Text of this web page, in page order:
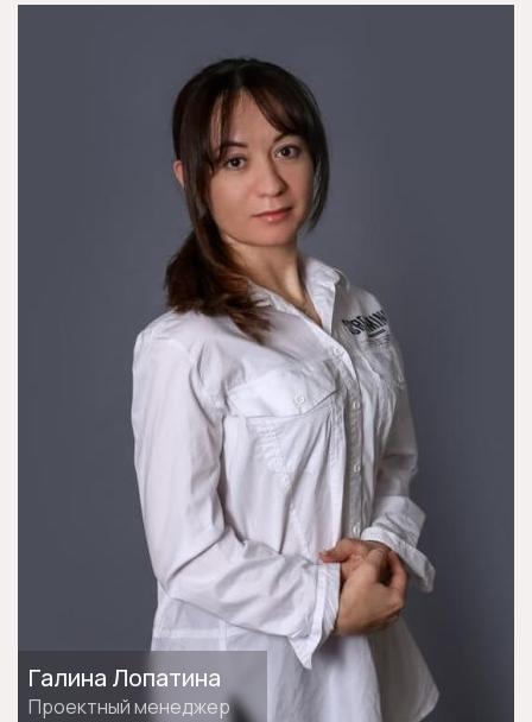
Галина Лопатина
Проектный менеджер